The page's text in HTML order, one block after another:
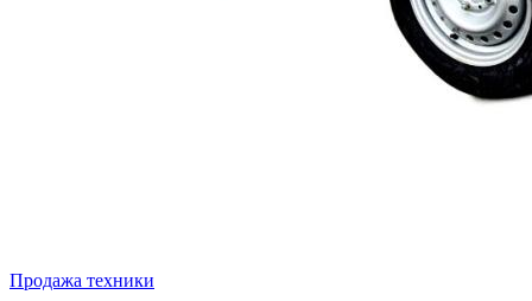
Продажа техники